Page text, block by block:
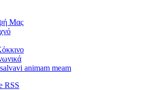
Μας
animam meam
RSS